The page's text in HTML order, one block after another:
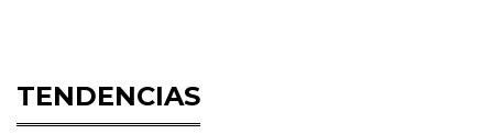
TENDENCIAS